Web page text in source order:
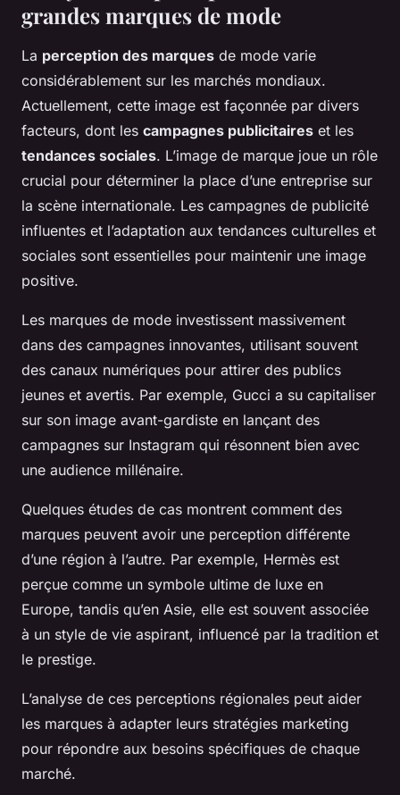
grandes marques de mode
La perception des marques de mode varie
considérablement sur les marchés mondiaux.
Actuellement, cette image est façonnée par divers
facteurs, dont les campagnes publicitaires et les
tendances sociales. L’image de marque joue un rôle
crucial pour déterminer la place d’une entreprise sur
la scène internationale. Les campagnes de publicité
influentes et l’adaptation aux tendances culturelles et
sociales sont essentielles pour maintenir une image
positive.
Les marques de mode investissent massivement
dans des campagnes innovantes, utilisant souvent
des canaux numériques pour attirer des publics
jeunes et avertis. Par exemple, Gucci a su capitaliser
sur son image avant-gardiste en lançant des
campagnes sur Instagram qui résonnent bien avec
une audience millénaire.
Quelques études de cas montrent comment des
marques peuvent avoir une perception différente
d’une région à l’autre. Par exemple, Hermès est
perçue comme un symbole ultime de luxe en
Europe, tandis qu’en Asie, elle est souvent associée
à un style de vie aspirant, influencé par la tradition et
le prestige.
L’analyse de ces perceptions régionales peut aider
les marques à adapter leurs stratégies marketing
pour répondre aux besoins spécifiques de chaque
marché.